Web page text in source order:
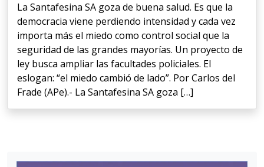
La Santafesina SA goza de buena salud. Es que la
democracia viene perdiendo intensidad y cada vez
importa más el miedo como control social que la
seguridad de las grandes mayorías. Un proyecto de
ley busca ampliar las facultades policiales. El
eslogan: “el miedo cambió de lado”. Por Carlos del
Frade (APe).- La Santafesina SA goza […]